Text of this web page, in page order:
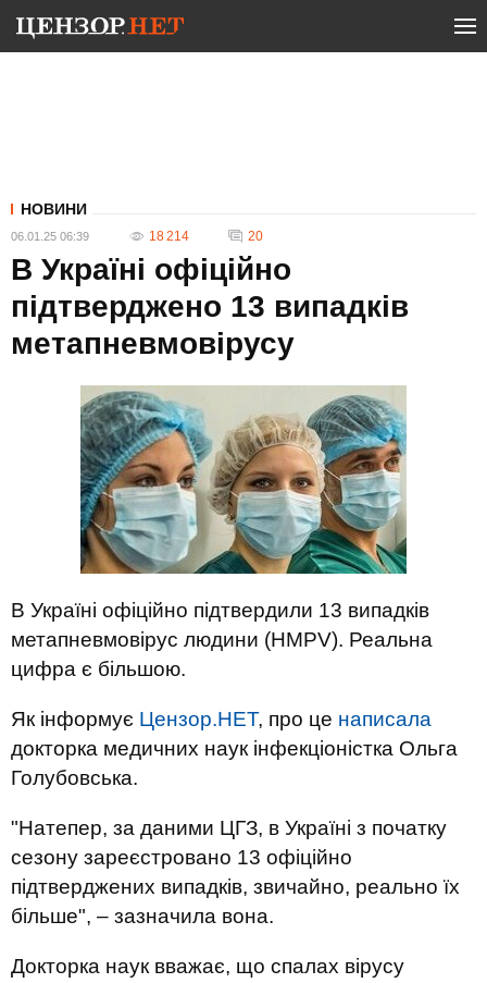
НОВИНИ
06.01.25 06:39 18 214 20
В Україні офіційно
підтверджено 13 випадків
метапневмовірусу
В Україні офіційно підтвердили 13 випадків
метапневмовірус людини (HMPV). Реальна
цифра є більшою.
Як інформує Цензор.НЕТ, про це написала
докторка медичних наук інфекціоністка Ольга
Голубовська.
"Натепер, за даними ЦГЗ, в Україні з початку
сезону зареєстровано 13 офіційно
підтверджених випадків, звичайно, реально їх
більше", – зазначила вона.
Докторка наук вважає, що спалах вірусу